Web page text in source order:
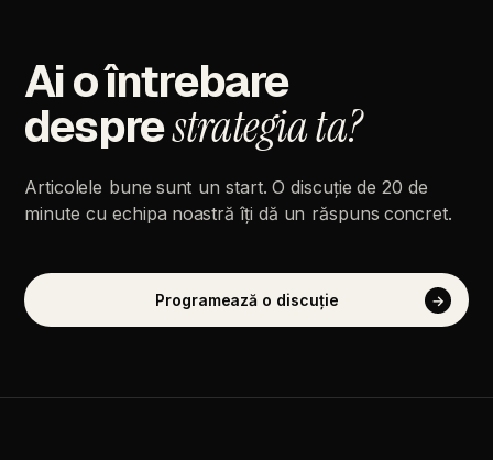
Aioîntrebare
desprestrategiata?
Articolele bune sunt un start. O discuție de 20 de
minute cu echipa noastră îți dă un răspuns concret.
Programează o discuție →